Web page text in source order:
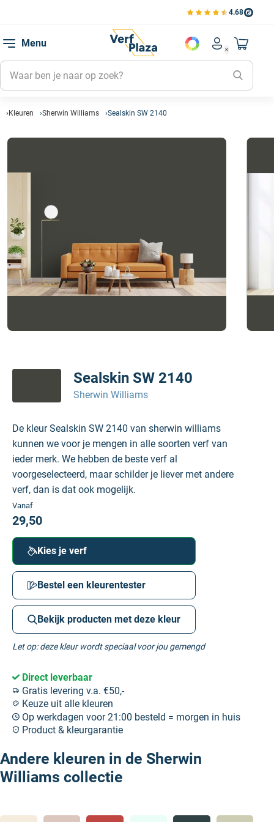
4.68
Bekijk de verfplaza
Menu
Account
Mijn
Mijn
Mijn
Naar
Kleuren Sherwin Williams Sealskin SW 2140
Sealskin SW 2140
Sherwin Williams
De kleur Sealskin SW 2140 van sherwin williams
kunnen we voor je mengen in alle soorten verf van
ieder merk. We hebben de beste verf al
voorgeselecteerd, maar schilder je liever met andere
verf, dan is dat ook mogelijk.
Vanaf
29,50
Kies je verf
Bestel een kleurentester
Bekijk producten met deze kleur
Let op: deze kleur wordt speciaal voor jou gemengd
Direct leverbaar
Gratis levering v.a. €50,-
Keuze uit alle kleuren
Op werkdagen voor 21:00 besteld = morgen in huis
Product & kleurgarantie
Andere kleuren in de Sherwin
Williams collectie